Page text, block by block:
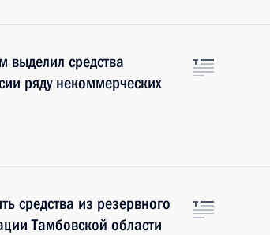
выделил средства
ряду некоммерческих
средства из резервного
Тамбовской области